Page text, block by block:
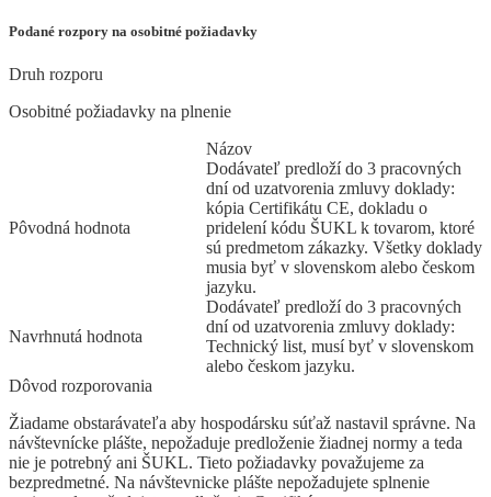
Podané rozpory na osobitné požiadavky
Druh rozporu
Osobitné požiadavky na plnenie
Názov
Pôvodná hodnota
Dodávateľ predloží do 3 pracovných
dní od uzatvorenia zmluvy doklady:
kópia Certifikátu CE, dokladu o
pridelení kódu ŠUKL k tovarom, ktoré
sú predmetom zákazky. Všetky doklady
musia byť v slovenskom alebo českom
jazyku.
Navrhnutá hodnota
Dodávateľ predloží do 3 pracovných
dní od uzatvorenia zmluvy doklady:
Technický list, musí byť v slovenskom
alebo českom jazyku.
Dôvod rozporovania
Žiadame obstarávateľa aby hospodársku súťaž nastavil správne. Na
návštevnícke plášte, nepožaduje predloženie žiadnej normy a teda
nie je potrebný ani ŠUKL. Tieto požiadavky považujeme za
bezpredmetné. Na návštevnicke plášte nepožadujete splnenie